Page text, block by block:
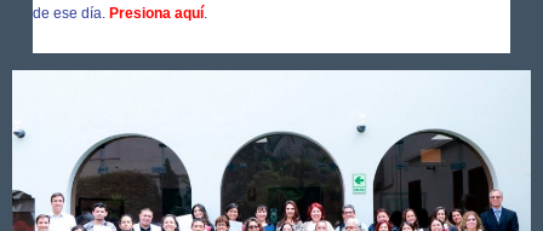
de ese día. Presiona aquí.